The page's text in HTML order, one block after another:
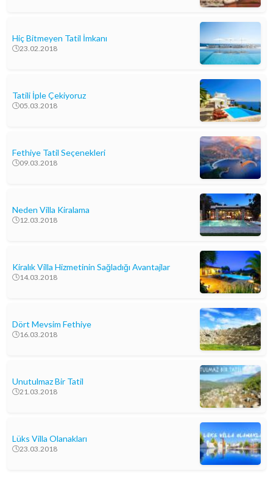
Hiç Bitmeyen Tatil İmkanı
23.02.2018
Tatili İple Çekiyoruz
05.03.2018
Fethiye Tatil Seçenekleri
09.03.2018
Neden Villa Kiralama
12.03.2018
Kiralık Villa Hizmetinin Sağladığı Avantajlar
14.03.2018
Dört Mevsim Fethiye
16.03.2018
Unutulmaz Bir Tatil
21.03.2018
Lüks Villa Olanakları
23.03.2018